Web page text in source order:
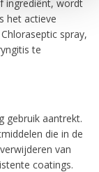
ingrediënt, wordt
het actieve
spray,
te
gebruik aantrekt.
die in de
van
coatings.